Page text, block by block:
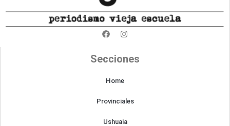
F
a
b
k
I
n
a
a
Secciones
Home
Provinciales
Ushuaia